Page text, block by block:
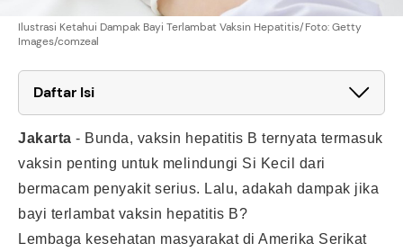
Ilustrasi Ketahui Dampak Bayi Terlambat Vaksin Hepatitis/Foto: Getty
Images/comzeal
Daftar Isi
Jakarta - Bunda, vaksin hepatitis B ternyata termasuk
vaksin penting untuk melindungi Si Kecil dari
bermacam penyakit serius. Lalu, adakah dampak jika
bayi terlambat vaksin hepatitis B?
Lembaga kesehatan masyarakat di Amerika Serikat